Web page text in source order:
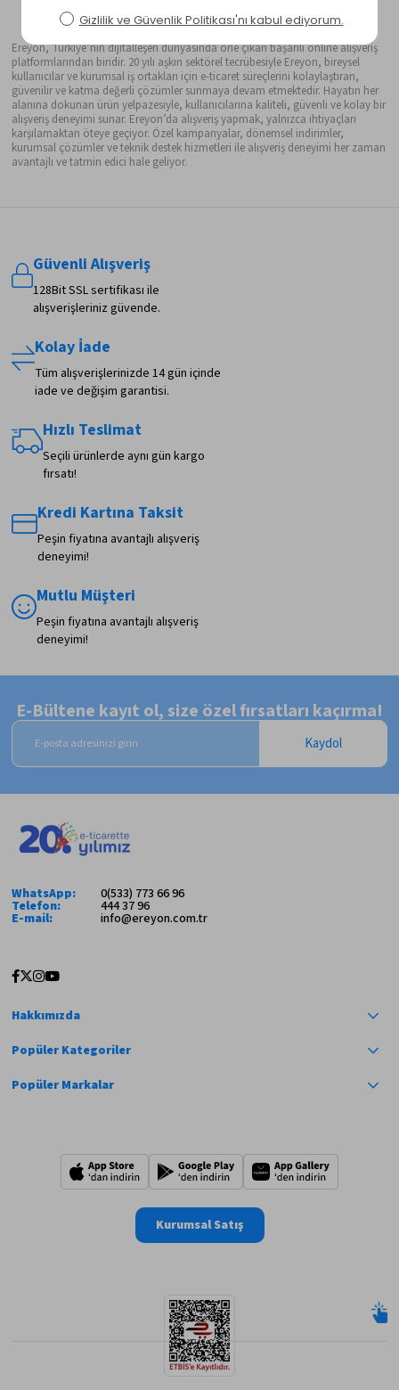
Ereyon, Türkiye’nin dijitalleşen dünyasında öne çıkan başarılı online alışveriş
platformlarından biridir. 20 yılı aşkın sektörel tecrübesiyle Ereyon, bireysel
kullanıcılar ve kurumsal iş ortakları için e-ticaret süreçlerini kolaylaştıran,
güvenilir ve katma değerli çözümler sunmaya devam etmektedir. Hayatın her
alanına dokunan ürün yelpazesiyle, kullanıcılarına kaliteli, güvenli ve kolay bir
alışveriş deneyimi sunar. Ereyon’da alışveriş yapmak, yalnızca ihtiyaçları
karşılamaktan öteye geçiyor. Özel kampanyalar, dönemsel indirimler,
kurumsal çözümler ve teknik destek hizmetleri ile alışveriş deneyimi her zaman
avantajlı ve tatmin edici hale geliyor.
Güvenli Alışveriş
128Bit SSL sertifikası ile
alışverişleriniz güvende.
Kolay İade
Tüm alışverişlerinizde 14 gün içinde
iade ve değişim garantisi.
Hızlı Teslimat
Seçili ürünlerde aynı gün kargo
fırsatı!
Kredi Kartına Taksit
Peşin fiyatına avantajlı alışveriş
deneyimi!
Mutlu Müşteri
Peşin fiyatına avantajlı alışveriş
deneyimi!
E-Bültene kayıt ol, size özel fırsatları kaçırma!
Kaydol
WhatsApp: 0(533) 773 66 96
Telefon: 444 37 96
E-mail: info@ereyon.com.tr
Hakkımızda
Popüler Kategoriler
Popüler Markalar
Kurumsal Satış